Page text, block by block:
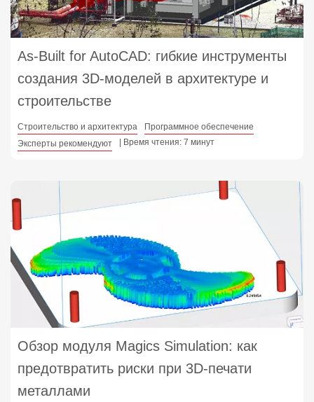
As-Built for AutoCAD: гибкие инструменты
создания 3D-моделей в архитектуре и
строительстве
Строительство и архитектура
Программное обеспечение
Эксперты рекомендуют
| Время чтения: 7 минут
Обзор модуля Magics Simulation: как
предотвратить риски при 3D-печати
металлами